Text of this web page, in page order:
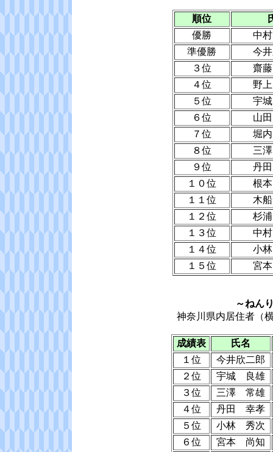
順位
優勝
中
準優勝
今
３位
齋
４位
野
５位
宇
６位
山
７位
堀
８位
三
９位
丹
１０位
根
１１位
木
１２位
杉
１３位
中
１４位
小
１５位
宮
～ねん
神奈川県内居住者（
成績表
氏名
１位
今井欣二郎
２位
宇城 良雄
３位
三澤 常雄
４位
丹田 幸孝
５位
小林 秀次
６位
宮本 尚知